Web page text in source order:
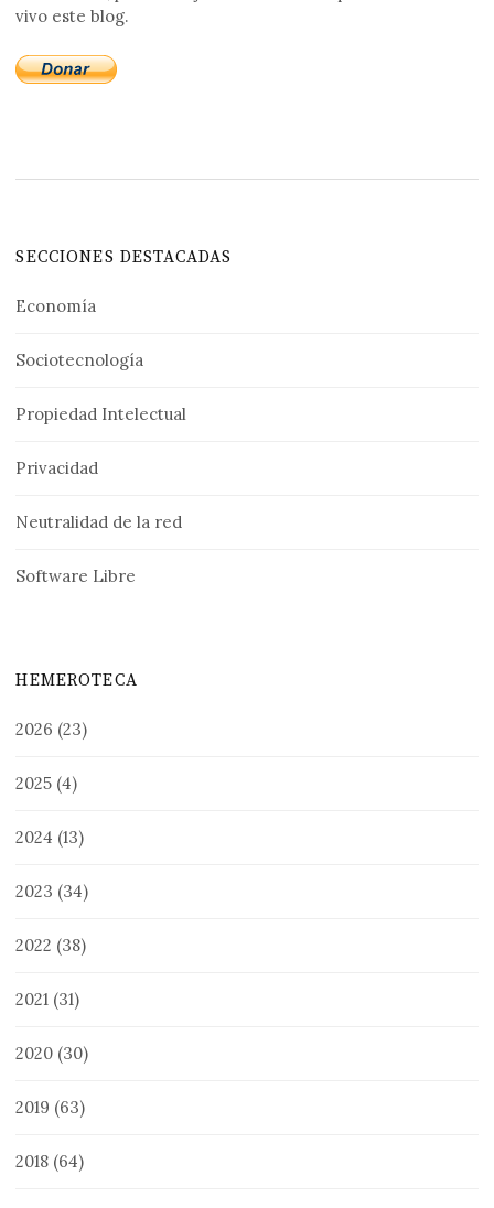
vivo este blog.
SECCIONES DESTACADAS
Economía
Sociotecnología
Propiedad Intelectual
Privacidad
Neutralidad de la red
Software Libre
HEMEROTECA
2026 (23)
2025 (4)
2024 (13)
2023 (34)
2022 (38)
2021 (31)
2020 (30)
2019 (63)
2018 (64)